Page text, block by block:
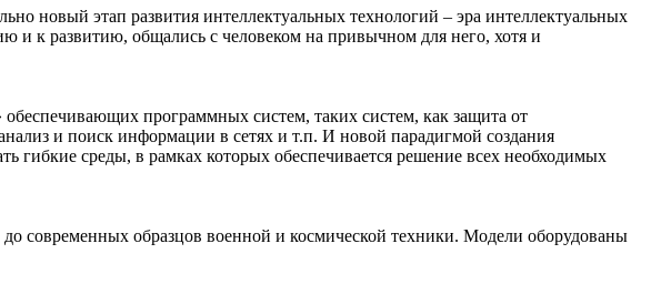
новый этап развития интеллектуальных технологий – эра интеллектуальных
и к развитию, общались с человеком на привычном для него, хотя и
программных систем, таких систем, как защита от
и поиск информации в сетях и т.п. И новой парадигмой создания
гибкие среды, в рамках которых обеспечивается решение всех необходимых
современных образцов военной и космической техники. Модели оборудованы